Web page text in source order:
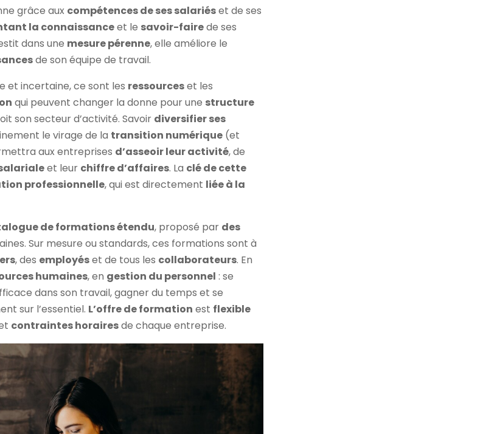
grâce aux compétences de ses salariéset de ses
la connaissanceet le savoir-fairede ses
dans une mesure pérenne, elle améliore le
de son équipe de travail.
et incertaine, ce sont les ressourceset les
qui peuvent changer la donne pour une structure
son secteur d’activité. Savoir diversifier ses
le virage de la transition numérique (et
aux entreprises d’asseoir leur activité, de
et leur chiffre d’affaires. La clé de cette
professionnelle, qui est directement liée à la
de formations étendu, proposé par des
Sur mesure ou standards, ces formations sont à
, des employéset de tous les collaborateurs. En
humaines, en gestion du personnel : se
dans son travail, gagner du temps et se
sur l’essentiel. L’offre de formation est flexible
contraintes horairesde chaque entreprise.